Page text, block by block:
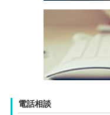
電話相談